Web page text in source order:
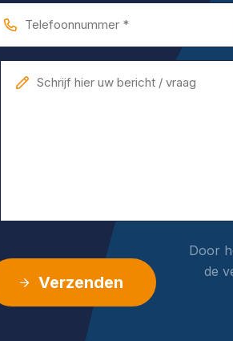
Door
de
Verzenden